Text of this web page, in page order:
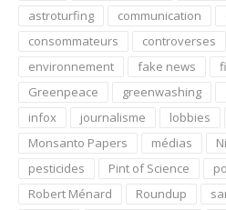
astroturfing
communication
consommateurs
controverses
environnement
fake news
Greenpeace
greenwashing
infox
journalisme lobbies
Monsanto Papers
médias
pesticides
Pint of Science
Robert Ménard
Roundup